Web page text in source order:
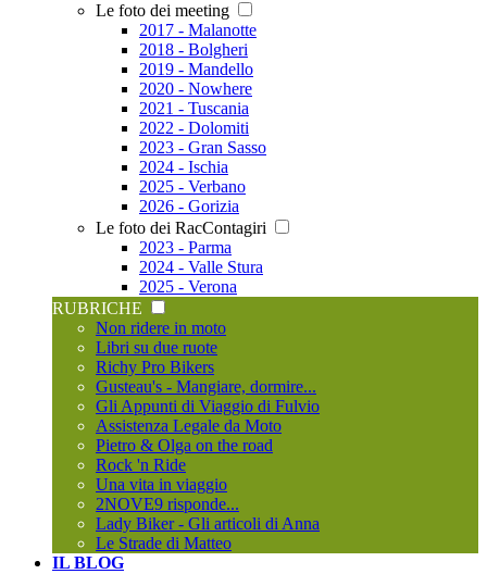
Le foto dei meeting
2017 - Malanotte
2018 - Bolgheri
2019 - Mandello
2020 - Nowhere
2021 - Tuscania
2022 - Dolomiti
2023 - Gran Sasso
2024 - Ischia
2025 - Verbano
2026 - Gorizia
Le foto dei RacContagiri
2023 - Parma
2024 - Valle Stura
2025 - Verona
RUBRICHE
Non ridere in moto
Libri su due ruote
Richy Pro Bikers
Gusteau's - Mangiare, dormire...
Gli Appunti di Viaggio di Fulvio
Assistenza Legale da Moto
Pietro & Olga on the road
Rock 'n Ride
Una vita in viaggio
2NOVE9 risponde...
Lady Biker - Gli articoli di Anna
Le Strade di Matteo
IL BLOG